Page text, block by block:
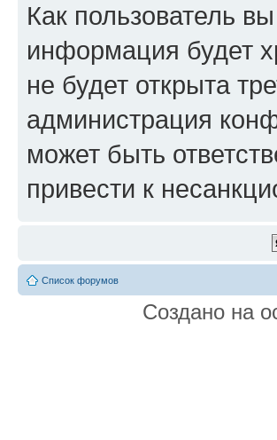
Как пользователь
информация будет
не будет открыта
администрация
может быть
привести к
Список форумов
Создано на